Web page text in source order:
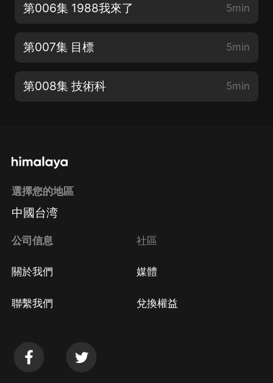
第006集 1988我來了 5min
第007集 目標 5min
第008集 技術科 5min
選擇您的地區
中國台湾
公司信息
關於我們
聯繫我們
社區
媒體
兌換權益